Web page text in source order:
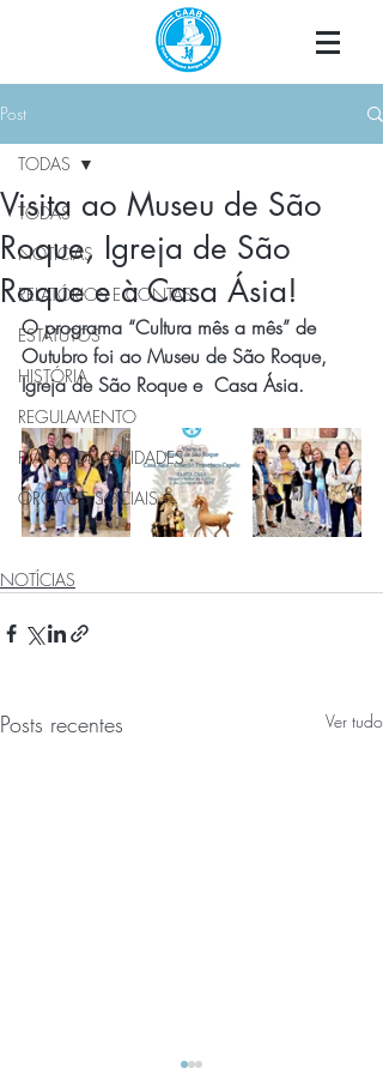
Post
TODAS
NOTÍCIAS
RELATÓRIOS E CONTAS
ESTATUTOS
HISTÓRIA
REGULAMENTO
PLANO DE ATIVIDADES
ÓRGÃOS SOCIAIS
TODAS
Visita ao Museu de São
Roque, Igreja de São
Roque e à Casa Ásia!
O programa “Cultura mês a mês” de
Outubro foi ao Museu de São Roque,
Igreja de São Roque e  Casa Ásia.
NOTÍCIAS
Posts recentes Ver tudo